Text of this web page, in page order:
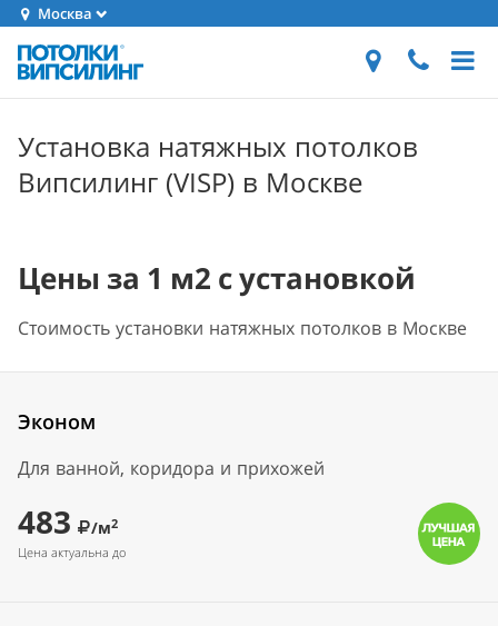
Москва
Установка натяжных потолков
Випсилинг (VISP) в Москве
Цены за 1 м2 с установкой
Стоимость установки натяжных потолков в Москве
Эконом
Для ванной, коридора и прихожей
483 /м2
Цена актуальна до